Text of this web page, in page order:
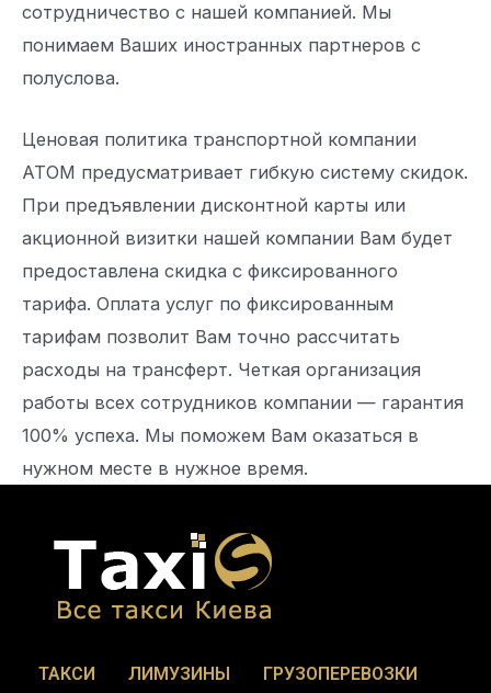
сотрудничество с нашей компанией. Мы
понимаем Ваших иностранных партнеров с
полуслова.
Ценовая политика транспортной компании
АТОМ предусматривает гибкую систему скидок.
При предъявлении дисконтной карты или
акционной визитки нашей компании Вам будет
предоставлена скидка с фиксированного
тарифа. Оплата услуг по фиксированным
тарифам позволит Вам точно рассчитать
расходы на трансферт. Четкая организация
работы всех сотрудников компании — гарантия
100% успеха. Мы поможем Вам оказаться в
нужном месте в нужное время.
ТАКСИ ЛИМУЗИНЫ ГРУЗОПЕРЕВОЗКИ